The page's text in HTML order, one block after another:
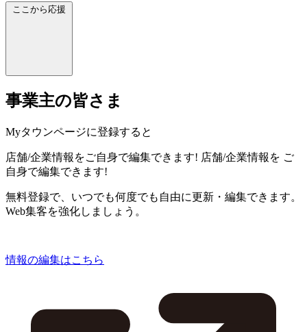
ここから応援
事業主の皆さま
Myタウンページに登録すると
店舗/企業情報をご自身で編集できます! 店舗/企業情報を ご
自身で編集できます!
無料登録で、いつでも何度でも自由に更新・編集できます。
Web集客を強化しましょう。
情報の編集はこちら